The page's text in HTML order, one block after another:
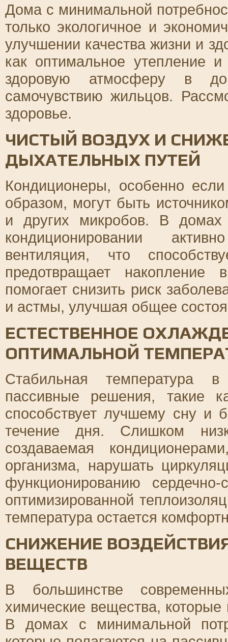
Дома с минимальной
только экологичное и
улучшении качества жизни и
как оптимальное утепление
здоровую атмосферу в
самочувствию жильцов.
здоровье.
ЧИСТЫЙ ВОЗДУХ И
ДЫХАТЕЛЬНЫХ ПУТЕЙ
Кондиционеры, особенно
образом, могут быть
и других микробов. В
кондиционировании
вентиляция, что
предотвращает накопление
помогает снизить риск
и астмы, улучшая общее
ЕСТЕСТВЕННОЕ
ОПТИМАЛЬНОЙ
Стабильная температура
пассивные решения, такие
способствует лучшему сну и
течение дня. Слишком
создаваемая
организма, нарушать
функционированию
оптимизированной
температура остается
СНИЖЕНИЕ
ВЕЩЕСТВ
В большинстве
химические вещества, которые
В домах с минимальной